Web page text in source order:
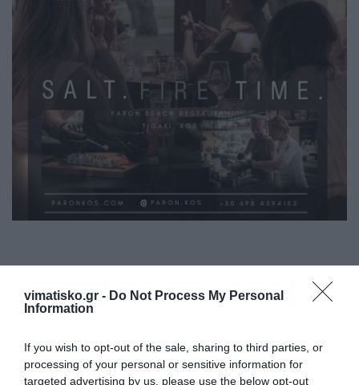
vimatisko.gr - Do Not Process My Personal
Information
If you wish to opt-out of the sale, sharing to third parties, or
processing of your personal or sensitive information for
targeted advertising by us, please use the below opt-out
Η ανωνυμία είναι το καλύτερο κρησφύγετο δειλίας και